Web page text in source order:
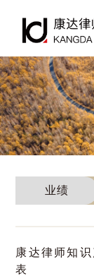
业绩
康达律师知
表